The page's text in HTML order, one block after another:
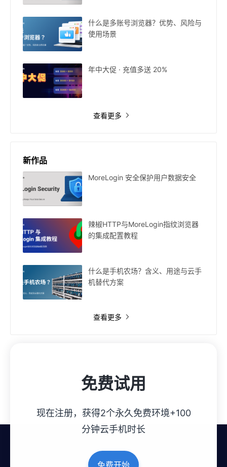
什么是多账号浏览器？优势、风险与
使用场景
年中大促 · 充值多送 20%
查看更多
新作品
MoreLogin 安全保护用户数据安全
辣椒HTTP与MoreLogin指纹浏览器
的集成配置教程
什么是手机农场？含义、用途与云手
机替代方案
查看更多
免费试用
现在注册，获得2个永久免费环境+100
分钟云手机时长
免费开始